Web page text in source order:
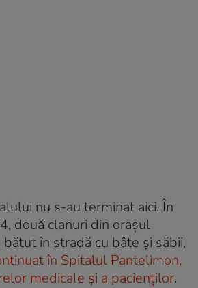
nu s-au terminat aici. În
două clanuri din orașul
în stradă cu bâte și săbii,
în Spitalul Pantelimon,
medicale și a pacienților.